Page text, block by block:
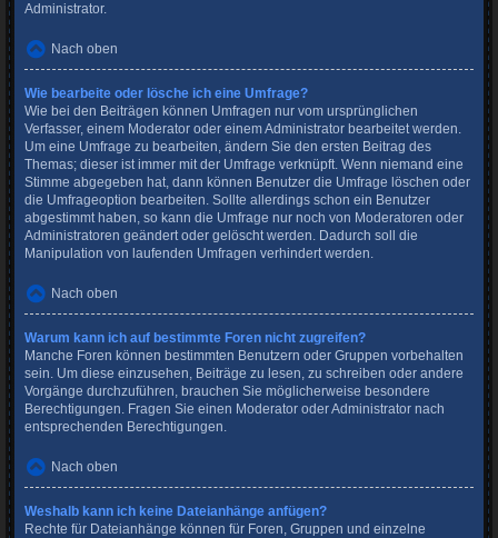
Administrator.
Nach oben
Wie bearbeite oder lösche ich eine Umfrage?
Wie bei den Beiträgen können Umfragen nur vom ursprünglichen
Verfasser, einem Moderator oder einem Administrator bearbeitet werden.
Um eine Umfrage zu bearbeiten, ändern Sie den ersten Beitrag des
Themas; dieser ist immer mit der Umfrage verknüpft. Wenn niemand eine
Stimme abgegeben hat, dann können Benutzer die Umfrage löschen oder
die Umfrageoption bearbeiten. Sollte allerdings schon ein Benutzer
abgestimmt haben, so kann die Umfrage nur noch von Moderatoren oder
Administratoren geändert oder gelöscht werden. Dadurch soll die
Manipulation von laufenden Umfragen verhindert werden.
Nach oben
Warum kann ich auf bestimmte Foren nicht zugreifen?
Manche Foren können bestimmten Benutzern oder Gruppen vorbehalten
sein. Um diese einzusehen, Beiträge zu lesen, zu schreiben oder andere
Vorgänge durchzuführen, brauchen Sie möglicherweise besondere
Berechtigungen. Fragen Sie einen Moderator oder Administrator nach
entsprechenden Berechtigungen.
Nach oben
Weshalb kann ich keine Dateianhänge anfügen?
Rechte für Dateianhänge können für Foren, Gruppen und einzelne